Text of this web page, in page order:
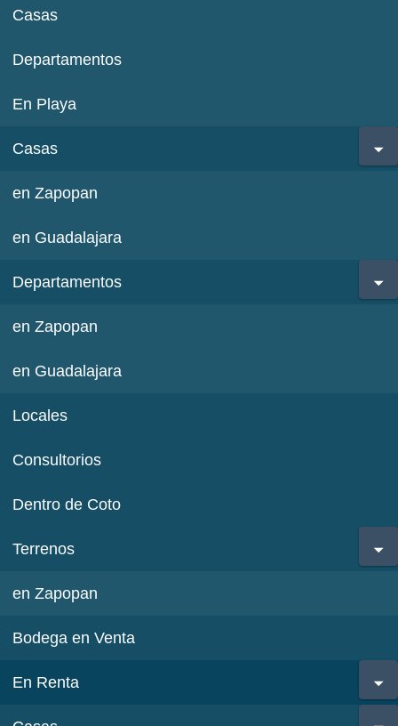
Casas
Departamentos
En Playa
Casas
en Zapopan
en Guadalajara
Departamentos
en Zapopan
en Guadalajara
Locales
Consultorios
Dentro de Coto
Terrenos
en Zapopan
Bodega en Venta
En Renta